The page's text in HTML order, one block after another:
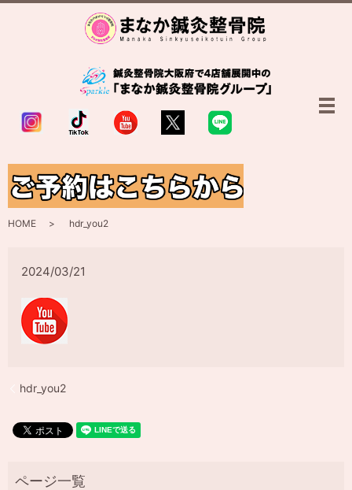
メ
hdr_you2
HOME hdr_you2
2024/03/21
hdr_you2